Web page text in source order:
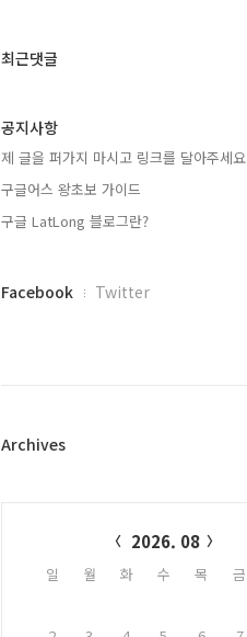
과
글
최근댓글
공지사항
제 글을 퍼가지 마시고 링크를 달아주세요
구글어스 왕초보 가이드
구글 LatLong 블로그란?
페
플
Facebook Twitter
Archives
2026. 08
일 월 화 수 목 금